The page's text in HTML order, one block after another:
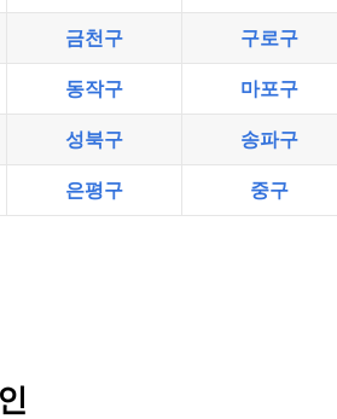
금천구 구로구
동작구 마포구
성북구 송파구
은평구 중구